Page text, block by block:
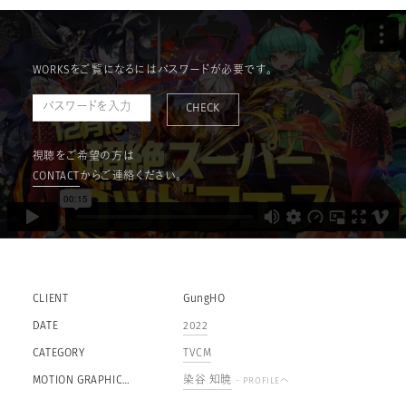
WORKSをご覧になるにはパスワードが必要です。
CHECK
視聴をご希望の方は
CONTACT からご連絡ください。
CLIENT GungHO
DATE 2022
CATEGORY TVCM
MOTION GRAPHIC
染谷 知暁 - PROFILEへ